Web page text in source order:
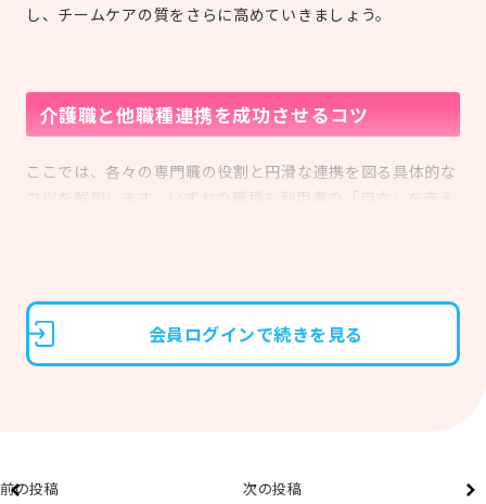
し、チームケアの質をさらに高めていきましょう。
介護職と他職種連携を成功させるコツ
ここでは、各々の専門職の役割と円滑な連携を図る具体的な
コツを解説します。いずれの職種も利用者の「自立」を支え
会員ログインで続きを見る
前の投稿 次の投稿